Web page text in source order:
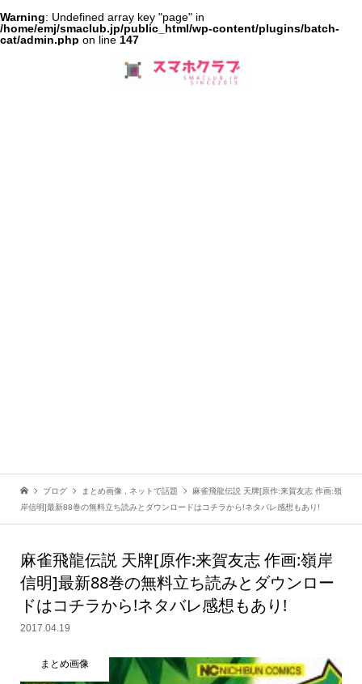
Warning: Undefined array key "page" in
/home/emj/smaclub.jp/public_html/wp-content/plugins/batch-
cat/admin.php on line 147
ブログ まとめ画像 ネットで話題
麻雀飛龍伝説 天牌[原作:来賀友志 作画:嶺
岸信明]最新88巻の無料立ち読みとダウンロードはコチラから!ネタバレ感想もあり!
麻雀飛龍伝説 天牌[原作:来賀友志 作画:嶺岸
信明]最新88巻の無料立ち読みとダウンロー
ドはコチラから!ネタバレ感想もあり!
2017.04.19
まとめ画像